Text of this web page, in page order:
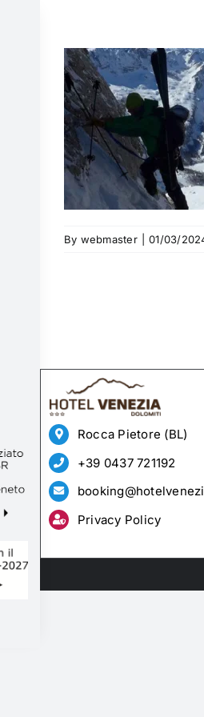
By webmaster 01/03/
Rocca Pietore (BL)
+39 0437 721192
Privacy Policy